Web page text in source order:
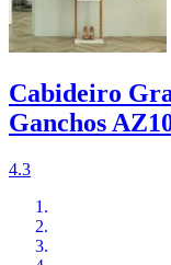
Cabideiro
Ganchos
4.3